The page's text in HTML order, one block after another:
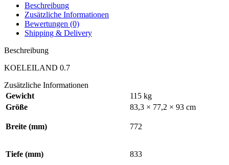
Beschreibung
Zusätzliche Informationen
Bewertungen (0)
Shipping & Delivery
Beschreibung
KOELEILAND 0.7
Zusätzliche Informationen
Gewicht
115 kg
Größe
83,3 × 77,2 × 93 cm
Breite (mm) 772
Tiefe (mm) 833